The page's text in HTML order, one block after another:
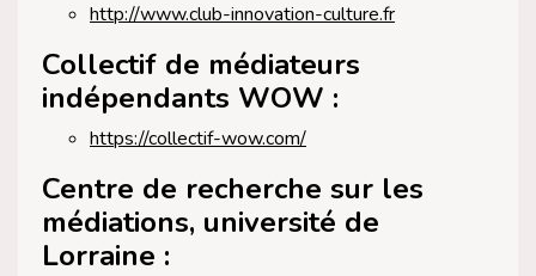
http://www.club-innovation-culture.fr
Collectif de médiateurs
indépendants WOW :
https://collectif-wow.com/
Centre de recherche sur les
médiations, université de
Lorraine :